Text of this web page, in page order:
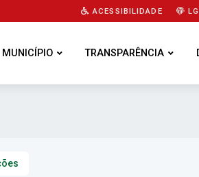
ACESSIBILIDADE
MUNICÍPIO TRANSPARÊNCIA